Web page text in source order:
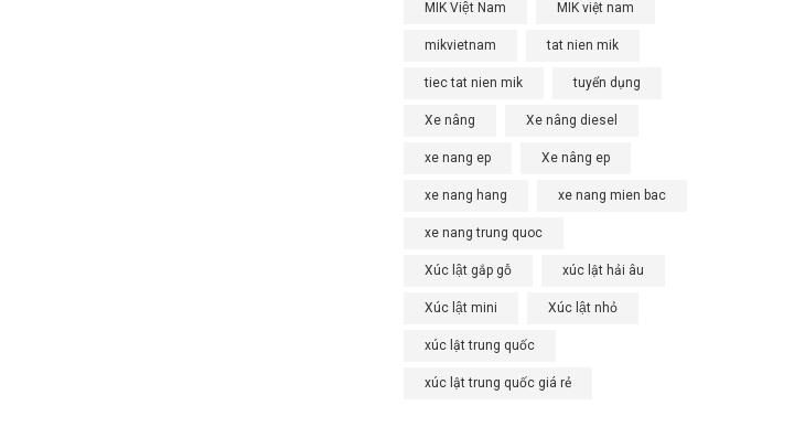
MIK Việt Nam MIK việt nam
mikvietnam tat nien mik
tiec tat nien mik tuyển dụng
Xe nâng Xe nâng diesel
xe nang ep Xe nâng ep
xe nang hang xe nang mien bac
xe nang trung quoc
Xúc lật gắp gỗ xúc lật hải âu
Xúc lật mini Xúc lật nhỏ
xúc lật trung quốc
xúc lật trung quốc giá rẻ